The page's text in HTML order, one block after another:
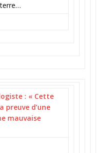
: « Cette
preuve d’une
mauvaise